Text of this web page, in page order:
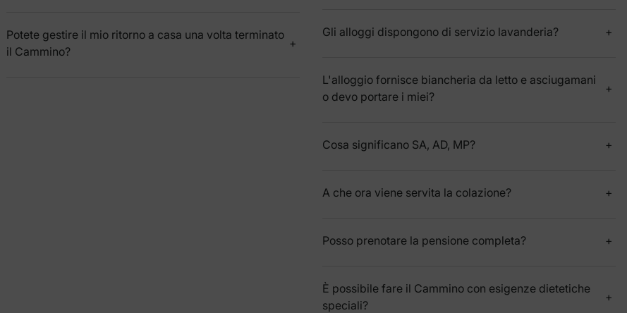
Potete gestire il mio ritorno a casa una volta terminato
il Cammino?
Gli alloggi dispongono di servizio lavanderia?
L'alloggio fornisce biancheria da letto e asciugamani
o devo portare i miei?
Cosa significano SA, AD, MP?
A che ora viene servita la colazione?
Posso prenotare la pensione completa?
È possibile fare il Cammino con esigenze dietetiche
speciali?